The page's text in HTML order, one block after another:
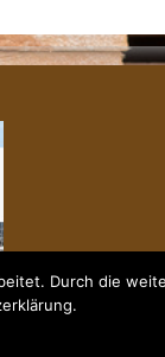
Durch die